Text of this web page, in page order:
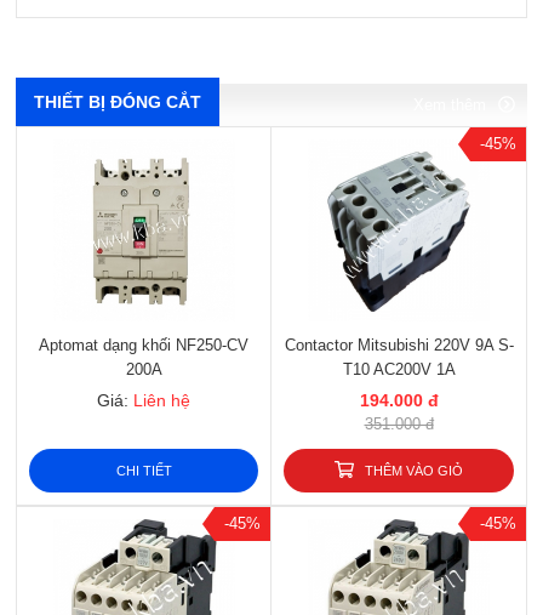
THIẾT BỊ ĐÓNG CẮT
Aptomat dạng khối NF250-CV
200A
Giá: Liên hệ
CHI TIẾT
-45%
Contactor Mitsubishi 220V 9A S-
T10 AC200V 1A
194.000 đ
351.000 đ
THÊM VÀO GIỎ
-45% -45%